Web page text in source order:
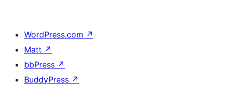
WordPress.com ↗
Matt ↗
bbPress ↗
BuddyPress ↗